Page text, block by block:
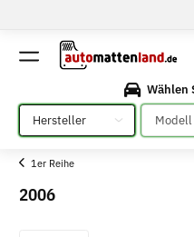
Wählen
Bitte auswählen
Bitte
1er Reihe
2006